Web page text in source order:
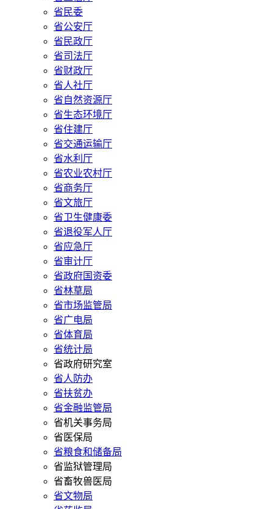
省民委
省公安厅
省民政厅
省司法厅
省财政厅
省人社厅
省自然资源厅
省生态环境厅
省住建厅
省交通运输厅
省水利厅
省农业农村厅
省商务厅
省文旅厅
省卫生健康委
省退役军人厅
省应急厅
省审计厅
省政府国资委
省林草局
省市场监管局
省广电局
省体育局
省统计局
省政府研究室
省人防办
省扶贫办
省金融监管局
省机关事务局
省医保局
省粮食和储备局
省监狱管理局
省畜牧兽医局
省文物局